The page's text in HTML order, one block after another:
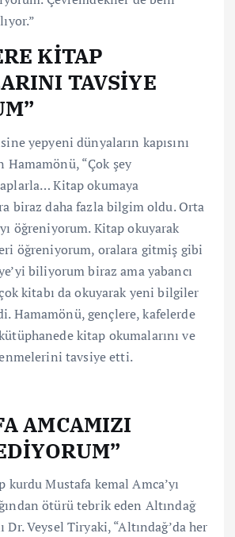
KİTAP
TAVSİYE
yepyeni dünyaların kapısını
Hamamönü, “Çok şey
Kitap okumaya
biraz daha fazla bilgim oldu. Orta
öğreniyorum. Kitap okuyarak
öğreniyorum, oralara gitmiş gibi
biliyorum biraz ama yabancı
kitabı da okuyarak yeni bilgiler
Hamamönü, gençlere, kafelerde
kitap okumalarını ve
tavsiye etti.
AMCAMIZI
kurdu Mustafa kemal Amca’yı
ötürü tebrik eden Altındağ
Dr. Veysel Tiryaki, “Altındağ’da her